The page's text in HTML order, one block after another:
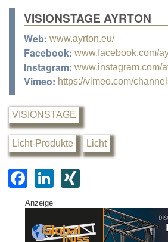
VISIONSTAGE AYRTON
Web: www.ayrton.eu/
Facebook: www.facebook.com/
Instagram: www.instagram.com/
Vimeo: https://vimeo.com/
VISIONSTAGE
Licht-Produkte Licht
F
a
c
e
Li
k
e
G
Anzeige